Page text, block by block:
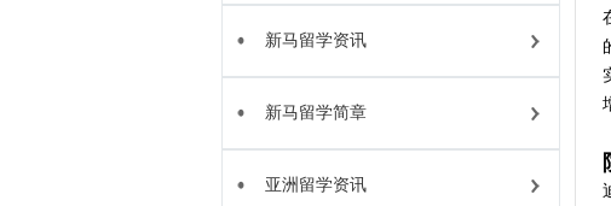
新马留学资讯
新马留学简章
亚洲留学资讯